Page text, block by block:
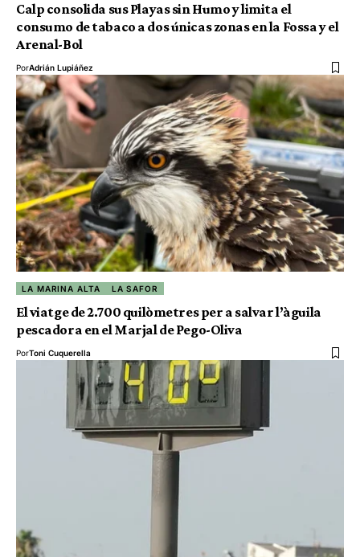
Calp consolida sus Playas sin Humo y limita el
consumo de tabaco a dos únicas zonas en la Fossa y el
Arenal-Bol
PorAdrián Lupiáñez
LA MARINA ALTA LA SAFOR
El viatge de 2.700 quilòmetres per a salvar l’àguila
pescadora en el Marjal de Pego-Oliva
PorToni Cuquerella